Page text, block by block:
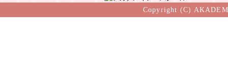
Copyright (C)